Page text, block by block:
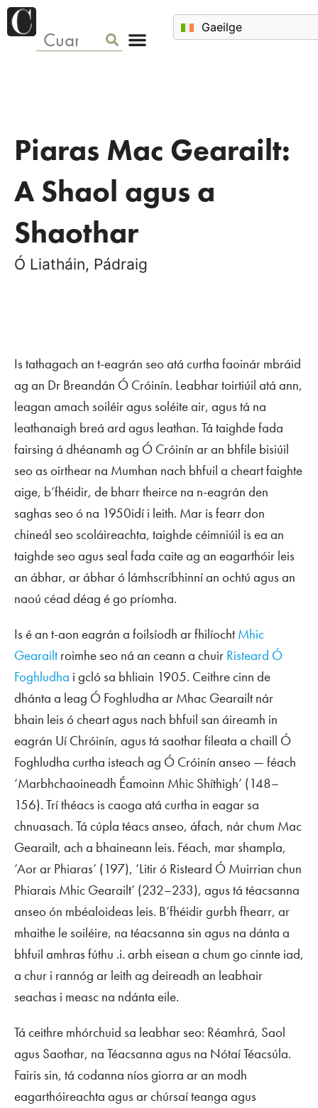
Piaras Mac Gearailt:
A Shaol agus a
Shaothar
Ó Liatháin, Pádraig
Is tathagach an t-eagrán seo atá curtha faoinár mbráid
ag an Dr Breandán Ó Cróinín. Leabhar toirtiúil atá ann,
leagan amach soiléir agus soléite air, agus tá na
leathanaigh breá ard agus leathan. Tá taighde fada
fairsing á dhéanamh ag Ó Cróinín ar an bhfile bisiúil
seo as oirthear na Mumhan nach bhfuil a cheart faighte
aige, b’fhéidir, de bharr theirce na n-eagrán den
saghas seo ó na 1950idí i leith. Mar is fearr don
chineál seo scoláireachta, taighde céimniúil is ea an
taighde seo agus seal fada caite ag an eagarthóir leis
an ábhar, ar ábhar ó lámhscríbhinní an ochtú agus an
naoú céad déag é go príomha.
Is é an t-aon eagrán a foilsíodh ar fhilíocht Mhic
Gearailt roimhe seo ná an ceann a chuir Risteard Ó
Foghludha i gcló sa bhliain 1905. Ceithre cinn de
dhánta a leag Ó Foghludha ar Mhac Gearailt nár
bhain leis ó cheart agus nach bhfuil san áireamh in
eagrán Uí Chróinín, agus tá saothar fileata a chaill Ó
Foghludha curtha isteach ag Ó Cróinín anseo — féach
‘Marbhchaoineadh Éamoinn Mhic Shíthigh’ (148–
156). Trí théacs is caoga atá curtha in eagar sa
chnuasach. Tá cúpla téacs anseo, áfach, nár chum Mac
Gearailt, ach a bhaineann leis. Féach, mar shampla,
‘Aor ar Phiaras’ (197), ‘Litir ó Risteard Ó Muirrian chun
Phiarais Mhic Gearailt’ (232–233), agus tá téacsanna
anseo ón mbéaloideas leis. B’fhéidir gurbh fhearr, ar
mhaithe le soiléire, na téacsanna sin agus na dánta a
bhfuil amhras fúthu .i. arbh eisean a chum go cinnte iad,
a chur i rannóg ar leith ag deireadh an leabhair
seachas i measc na ndánta eile.
Tá ceithre mhórchuid sa leabhar seo: Réamhrá, Saol
agus Saothar, na Téacsanna agus na Nótaí Téacsúla.
Fairis sin, tá codanna níos giorra ar an modh
eagarthóireachta agus ar chúrsaí teanga agus